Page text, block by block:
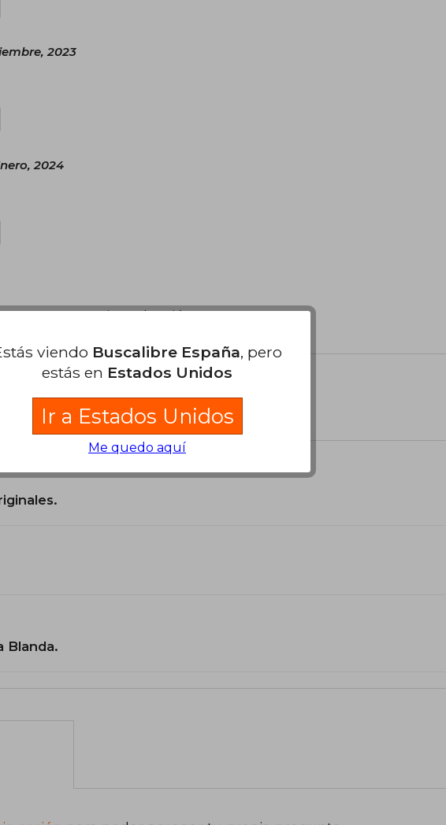
2023
2024
tu propia evaluación.
Blanda.
viendo Buscalibre España, pero
estás en Estados Unidos
Ir a Estados Unidos
Me quedo aquí